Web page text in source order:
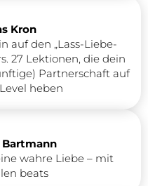
Kron
auf den „Lass-Liebe-
27 Lektionen, die dein
Partnerschaft auf
heben
Bartmann
wahre Liebe – mit
beats